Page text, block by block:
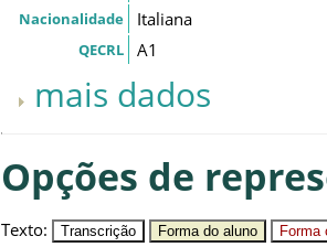
Nacionalidade Italiana
QECRL A1
mais dados
Opções de
Texto: Transcrição Forma do aluno Forma